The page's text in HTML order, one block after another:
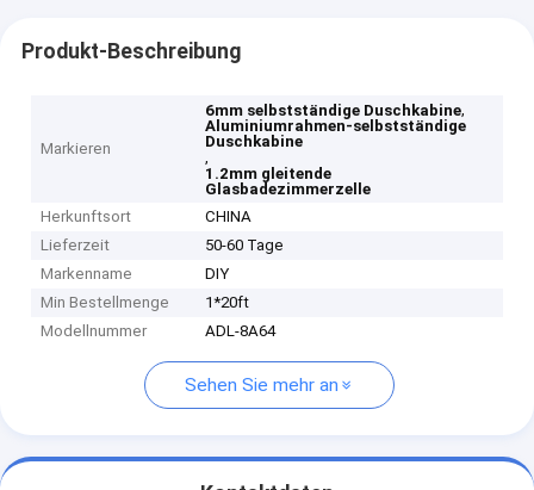
Produkt-Beschreibung
Markieren
6mm selbstständige Duschkabine,
Aluminiumrahmen-selbstständige
Duschkabine
,
1.2mm gleitende
Glasbadezimmerzelle
Herkunftsort
CHINA
Lieferzeit
50-60 Tage
Markenname
DIY
Min Bestellmenge
1*20ft
Modellnummer
ADL-8A64
Sehen Sie mehr an